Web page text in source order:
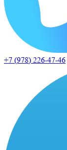
+7 (978) 226-47-46